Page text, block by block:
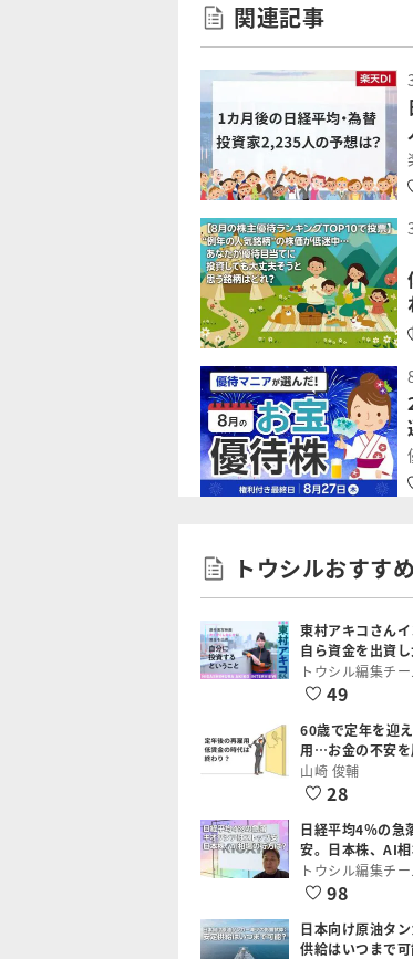
関連記事
トウシルおすす
東村アキコさん
自ら資金を出資
トウシル編集チー
49
60歳で定年を迎
用…お金の不安
山崎 俊輔
28
日経平均4％の急
安。日本株、AI
トウシル編集チー
98
日本向け原油タ
供給はいつまで